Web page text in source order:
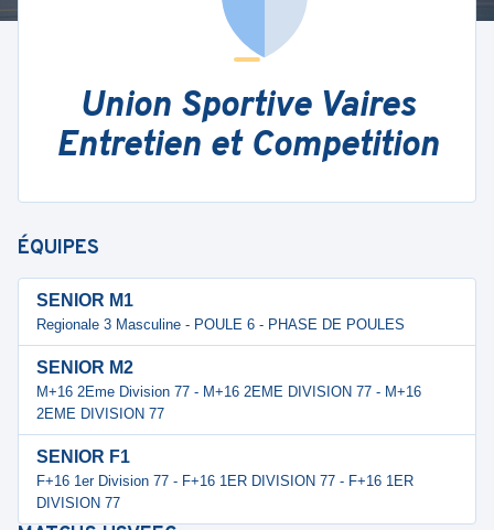
Union Sportive Vaires
Entretien et Competition
ÉQUIPES
SENIOR M1
Regionale 3 Masculine - POULE 6 - PHASE DE POULES
SENIOR M2
M+16 2Eme Division 77 - M+16 2EME DIVISION 77 - M+16
2EME DIVISION 77
SENIOR F1
F+16 1er Division 77 - F+16 1ER DIVISION 77 - F+16 1ER
DIVISION 77